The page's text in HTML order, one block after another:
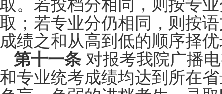
取。若投档分相同，则按专
取；若专业分仍相同，则按
成绩之和从高到低的顺序择
第十一条 对报考我院广播
和专业统考成绩均达到所在